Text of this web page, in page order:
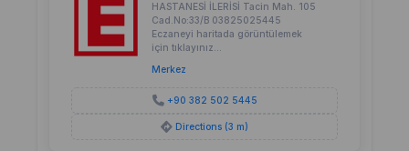
HASTANESİ İLERİSİ Tacin Mah. 105
Cad.No:33/B 03825025445
Eczaneyi haritada görüntülemek
için tıklayınız...
Merkez
+90 382 502 5445
Directions (3 m)